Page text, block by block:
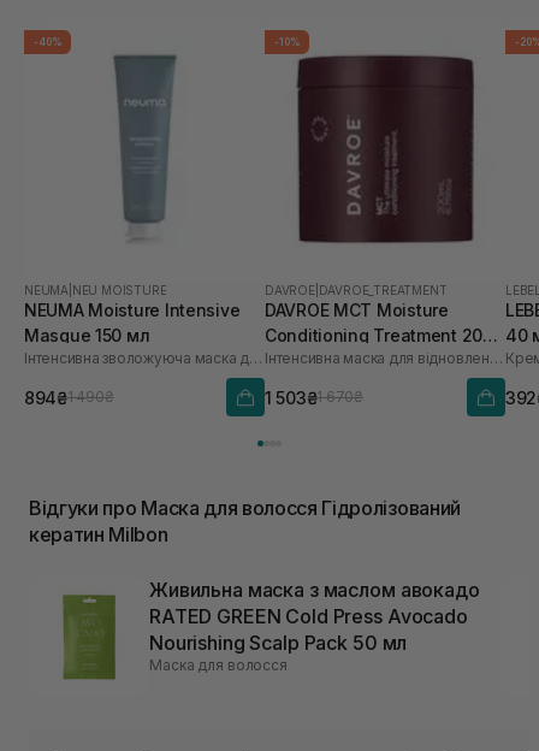
-40%
NEUMA NEU MOISTURE
NEUMA Moisture Intensive
Masque 150 мл
Інтенсивна зволожуюча маска для волосся
894₴1 490₴
-10%
DAVROE DAVROE_TREATMENT
DAVROE MСT Moisture
Conditioning Treatment 200
мл
Інтенсивна маска для відновлення
1 503₴1 670₴
-
40
Відгуки про Маска для волосся Гідролізований
кератин Milbon
Живильна маска з маслом авокадо
RATED GREEN Cold Press Avocado
Nourishing Scalp Pack 50 мл
Маска для волосся